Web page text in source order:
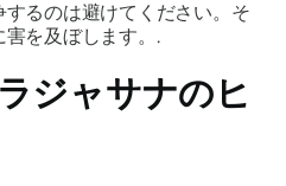
るのは避けてください。そ
を及ぼします。.
ジャサナのヒ